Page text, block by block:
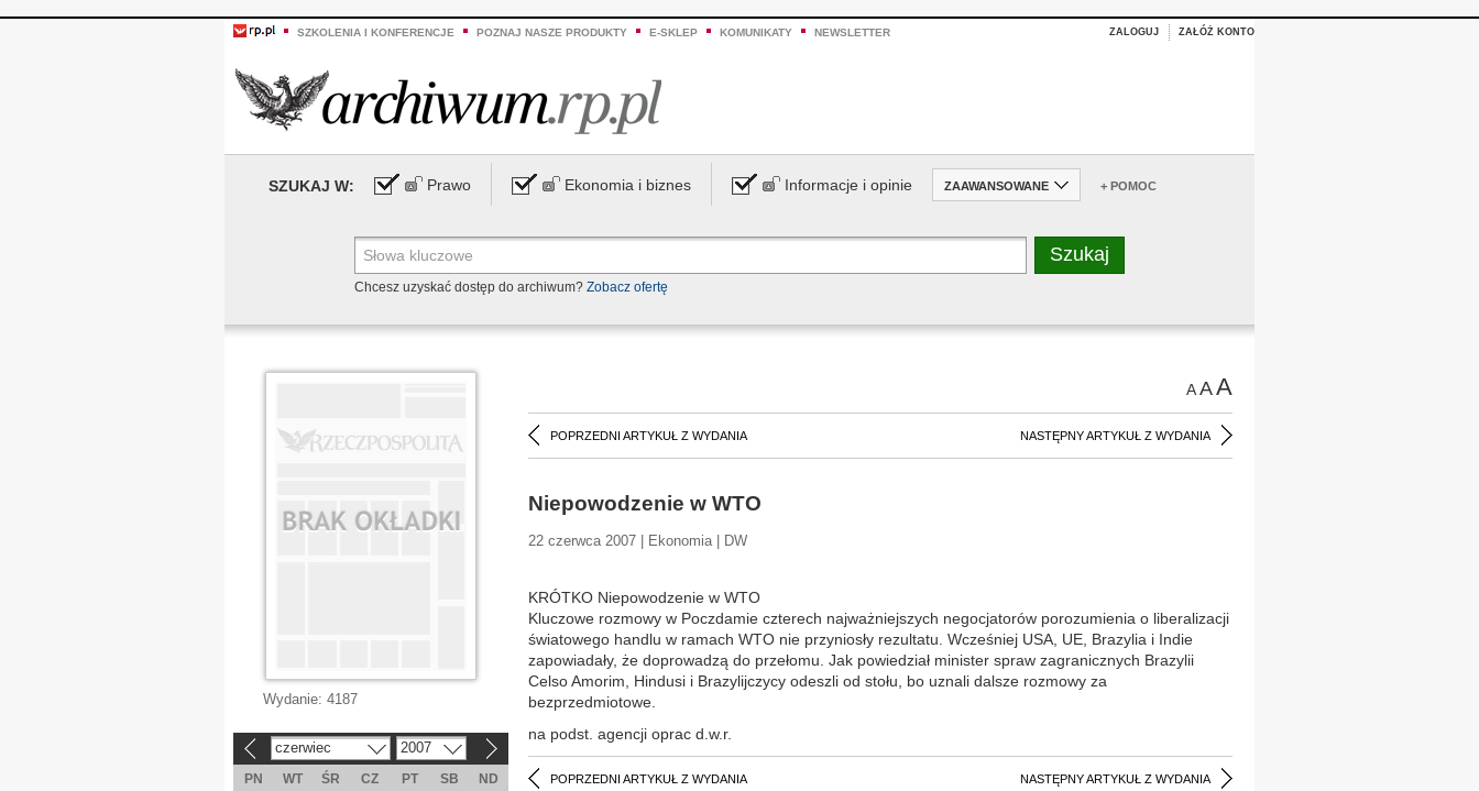
SZKOLENIA I KONFERENCJE POZNAJ NASZE PRODUKTY E-SKLEP KOMUNIKATY NEWSLETTER ZALOGUJ ZAŁÓŻ KONTO
SZUKAJ W: Prawo Ekonomia i biznes Informacje i opinie ZAAWANSOWANE + POMOC
Chcesz uzyskać dostęp do archiwum? Zobacz ofertę
AAA
POPRZEDNI ARTYKUŁ Z WYDANIA NASTĘPNY ARTYKUŁ Z WYDANIA
Niepowodzenie w WTO
22 czerwca 2007 | Ekonomia | DW
KRÓTKO Niepowodzenie w WTO
Kluczowe rozmowy w Poczdamie czterech najważniejszych negocjatorów porozumienia o liberalizacji
światowego handlu w ramach WTO nie przyniosły rezultatu. Wcześniej USA, UE, Brazylia i Indie
zapowiadały, że doprowadzą do przełomu. Jak powiedział minister spraw zagranicznych Brazylii
Celso Amorim, Hindusi i Brazylijczycy odeszli od stołu, bo uznali dalsze rozmowy za
bezprzedmiotowe.
na podst. agencji oprac d.w.r.
POPRZEDNI ARTYKUŁ Z WYDANIA NASTĘPNY ARTYKUŁ Z WYDANIA
Wydanie: 4187
czerwiec 2007
PN WT ŚR CZ PT SB
ND